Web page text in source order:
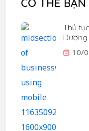
CÓ THỂ
Thủ
10/